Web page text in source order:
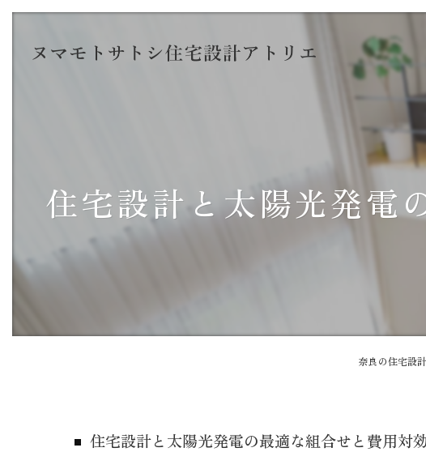
住宅設計と太陽光発電
奈良の住宅設
住宅設計と太陽光発電の最適な組合せと費用対